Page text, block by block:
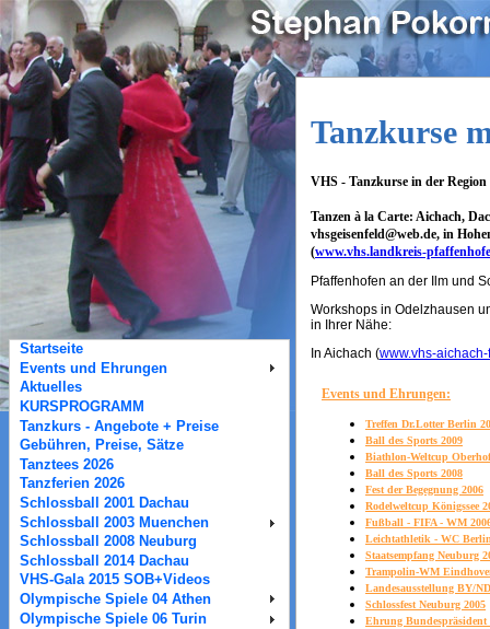
Tanzkurse
VHS - Tanzkurse in der
Tanzen à la Carte: Aichach,
vhsgeisenfeld@web.de, in
(www.vhs.landkreis-
Pfaffenhofen an der Ilm und
Workshops in Odelzhausen
in Ihrer Nähe:
In Aichach (www.vhs-
Events und Ehrungen:
Treffen Dr.Lotter Berlin
Ball des Sports 2009
Biathlon-Weltcup
Ball des Sports 2008
Fest der Begegnung 2006
Rodelweltcup Königssee
Fußball - FIFA - WM
Leichtathletik - WC
Staatsempfang Neuburg
Trampolin-WM
Landesausstellung BY/
Schlossfest Neuburg 2005
Ehrung Bundespräsident
Startseite
Events und Ehrungen
Aktuelles
KURSPROGRAMM
Tanzkurs - Angebote + Preise
Gebühren, Preise, Sätze
Tanztees 2026
Tanzferien 2026
Schlossball 2001 Dachau
Schlossball 2003 Muenchen
Schlossball 2008 Neuburg
Schlossball 2014 Dachau
VHS-Gala 2015 SOB+Videos
Olympische Spiele 04 Athen
Olympische Spiele 06 Turin